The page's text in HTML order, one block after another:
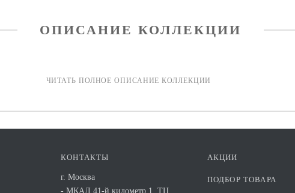
ОПИСАНИЕ КОЛЛЕКЦИИ
КОНТАКТЫ
г. Москва
- МКАД 41-й километр 1. ТЦ
АКЦИИ
ПОДБОР ТОВАРА